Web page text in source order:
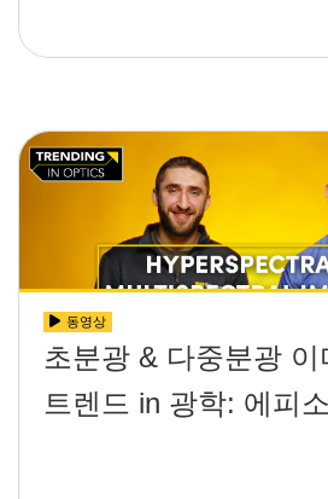
동영상
초분광 & 다중분광 이
트렌드 in 광학: 에피